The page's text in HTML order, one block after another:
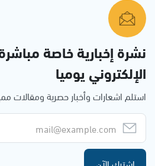
نشرة إخبارية خاصة
الإلكتروني يوميا
استلم اشعارات وأخبار حصرية ومقالات